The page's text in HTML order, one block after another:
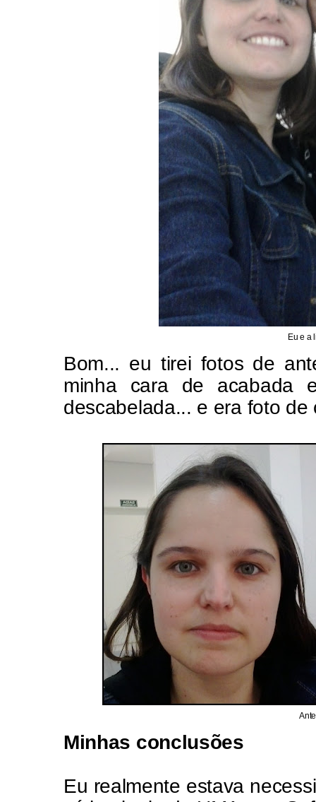
Eu e a
Bom... eu tirei fotos de
minha cara de acabada
descabelada... e era foto de
Minhas conclusões
Eu realmente estava